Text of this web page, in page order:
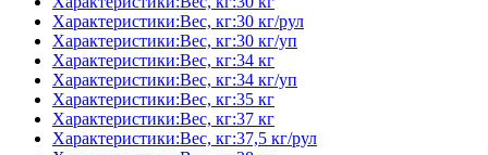
Характеристики:Вес, кг:30 кг/рул
Характеристики:Вес, кг:30 кг/уп
Характеристики:Вес, кг:34 кг
Характеристики:Вес, кг:34 кг/уп
Характеристики:Вес, кг:35 кг
Характеристики:Вес, кг:37 кг
Характеристики:Вес, кг:37,5 кг/рул